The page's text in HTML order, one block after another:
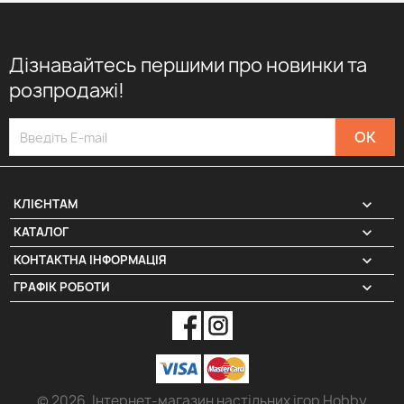
Дізнавайтесь першими про новинки та
розпродажі!
КЛІЄНТАМ 
КАТАЛОГ 
КОНТАКТНА ІНФОРМАЦІЯ keyboard_arrow_down
ГРАФІК РОБОТИ keyboard_arrow_down